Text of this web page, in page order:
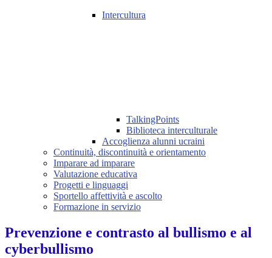
Intercultura
TalkingPoints
Biblioteca interculturale
Accoglienza alunni ucraini
Continuità, discontinuità e orientamento
Imparare ad imparare
Valutazione educativa
Progetti e linguaggi
Sportello affettività e ascolto
Formazione in servizio
Prevenzione e contrasto al bullismo e al
cyberbullismo